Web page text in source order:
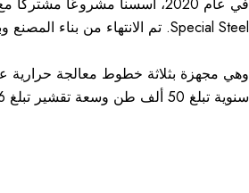
Special Steel. تم الانتهاء من بناء المصنع وبدأ العمل في نفس العام.
سنوية تبلغ 50 ألف طن وسعة تقشير تبلغ 36 ألف طن.